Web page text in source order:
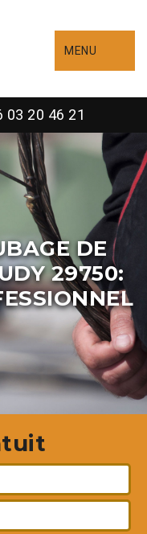
MENU
03 20 46 21
DE
29750: